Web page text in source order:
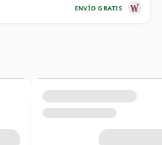
ENVÍO GRATIS